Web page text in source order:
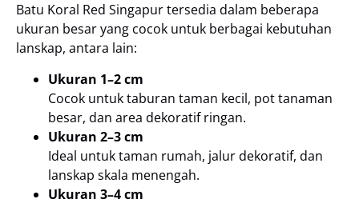
Batu Koral Red Singapur tersedia dalam beberapa
ukuran besar yang cocok untuk berbagai kebutuhan
lanskap, antara lain:
Ukuran 1–2 cm
Cocok untuk taburan taman kecil, pot tanaman
besar, dan area dekoratif ringan.
Ukuran 2–3 cm
Ideal untuk taman rumah, jalur dekoratif, dan
lanskap skala menengah.
Ukuran 3–4 cm